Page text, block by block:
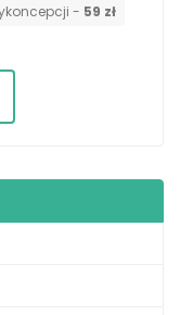
- 59 zł